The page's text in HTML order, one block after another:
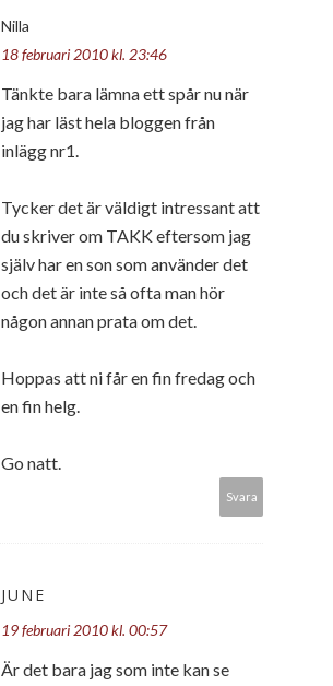
Nilla
18 februari 2010 kl. 23:46
Tänkte bara lämna ett spår nu när
jag har läst hela bloggen från
inlägg nr1.
Tycker det är väldigt intressant att
du skriver om TAKK eftersom jag
själv har en son som använder det
och det är inte så ofta man hör
någon annan prata om det.
Hoppas att ni får en fin fredag och
en fin helg.
Go natt.
Svara
JUNE
19 februari 2010 kl. 00:57
Är det bara jag som inte kan se